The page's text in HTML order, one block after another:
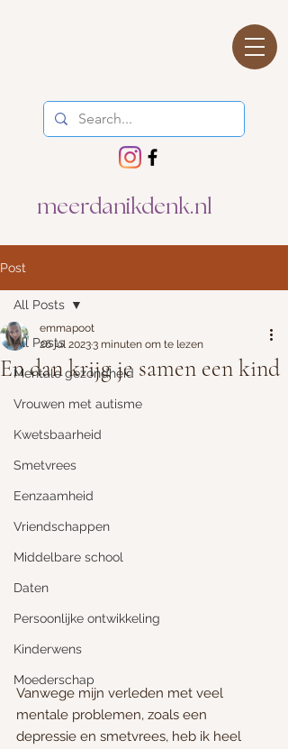
meerdanikdenk.nl
Post
All Posts
Mentale gezondheid
Vrouwen met autisme
Kwetsbaarheid
Smetvrees
Eenzaamheid
Vriendschappen
Middelbare school
Daten
Persoonlijke ontwikkeling
Kinderwens
Moederschap
All Posts
En dan krijg je samen een kind
emmapoot
26 jul 20233 minuten om te lezen
Vanwege mijn verleden met veel
mentale problemen, zoals een
depressie en smetvrees, heb ik heel